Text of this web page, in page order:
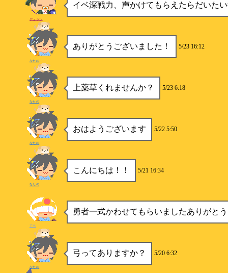
イベ深戦力、声かけてもらえたらだいた
デュラン
ありがとうございました！ 5/23 16:12
なたの
上薬草くれませんか？ 5/23 6:18
なたの
おはようございます 5/22 5:50
なたの
こんにちは！！ 5/21 16:34
なたの
勇者一式かわせてもらいましたありがと
アホ
弓ってありますか？ 5/20 6:32
なたの